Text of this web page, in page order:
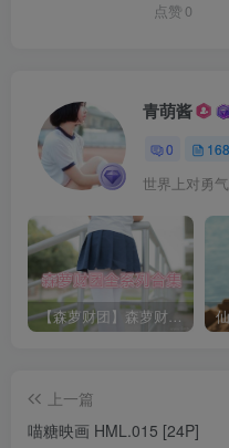
点赞 0
青萌酱
0
世界上对勇
【森萝财团】森萝财团系列福利原版无水印合集下载[与本站内容同步更新]
上一篇
喵糖映画 HML.015 [24P]